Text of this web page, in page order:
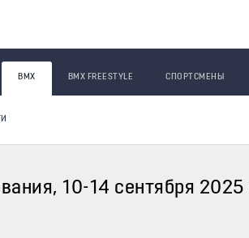
BMX BMX FREESTYLE СПОРТСМЕНЫ
10-14 сентября 2025